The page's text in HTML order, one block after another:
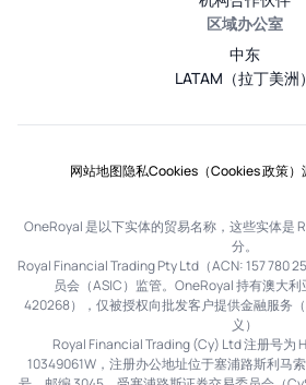
区域办公室
中东
LATAM（拉丁美洲）
网站地图隐私Cookies（Cookies 政策）
OneRoyal 是以下实体的贸易名称，这些实体是
分。
Royal Financial Trading Pty Ltd（ACN: 157 780
员会（ASIC）监管。OneRoyal 持有澳大
420268），仅被授权向批发客户提供金融服务
义）
Royal Financial Trading (Cy) Ltd 注册号为
10349061W，注册办公地址位于塞浦路斯利马